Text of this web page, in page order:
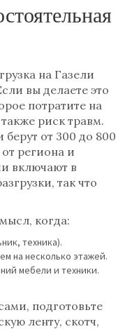
на Газели
вы делаете это
потратите на
риск травм.
от 300 до 800
региона и
включают в
так что
когда:
техника).
на несколько этажей.
мебели и техники.
подготовьте
ленту, скотч,